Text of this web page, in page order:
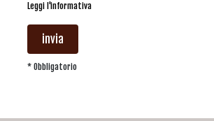
Leggi l'informativa
invia
* Obbligatorio